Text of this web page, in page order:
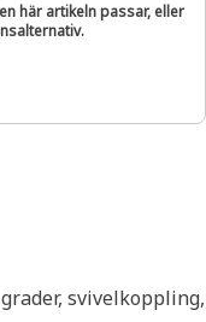
här artikeln passar, eller
svivelkoppling,